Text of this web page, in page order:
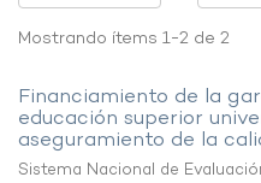
Mostrando ítems 1-2 de 2
Financiamiento de la
educación superior
aseguramiento de la
Sistema Nacional de